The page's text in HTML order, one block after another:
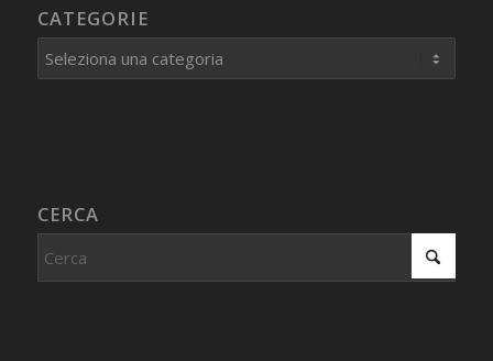
CATEGORIE
Categorie
CERCA